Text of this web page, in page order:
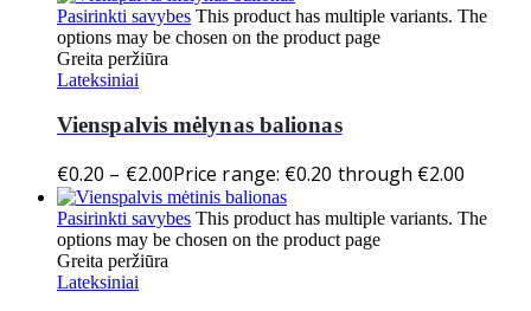
Pasirinkti savybes This product has multiple variants. The
options may be chosen on the product page
Greita peržiūra
Lateksiniai
Vienspalvis mėlynas balionas
€0.20 – €2.00Price range: €0.20 through €2.00
Pasirinkti savybes This product has multiple variants. The
options may be chosen on the product page
Greita peržiūra
Lateksiniai